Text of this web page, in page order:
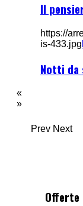
Il
https://
is-433.jpg
Notti da
«
»
Prev Next
Offerte